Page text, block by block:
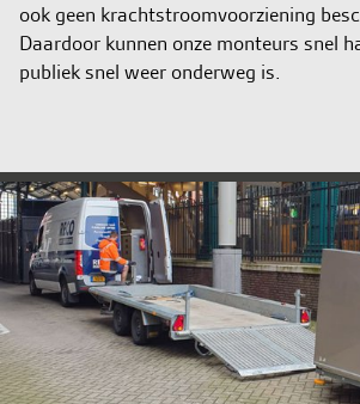
ook geen krachtstroomvoorziening
Daardoor kunnen onze monteurs snel
publiek snel weer onderweg is.